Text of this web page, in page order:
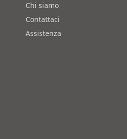
Chi siamo
Contattaci
Assistenza